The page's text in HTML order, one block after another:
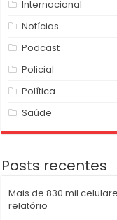
Internacional
Notícias
Podcast
Policial
Política
Saúde
Posts recentes
Mais de 830 mil
relatório